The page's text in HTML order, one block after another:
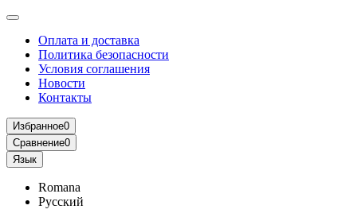
Оплата и доставка
Политика безопасности
Условия соглашения
Новости
Контакты
Избранное0
Сравнение0
Язык
Romana
Русский